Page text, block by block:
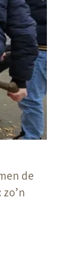
de